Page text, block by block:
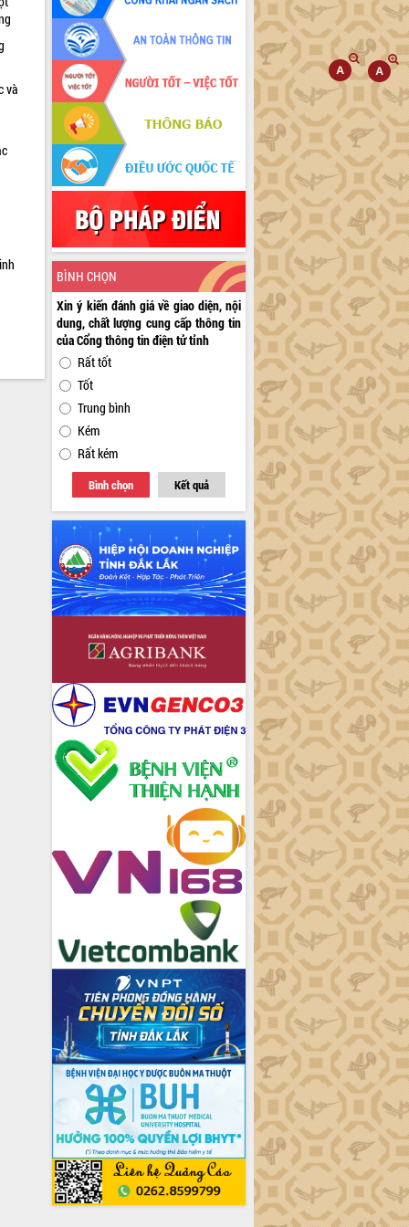
và
BÌNH CHỌN
Xin ý kiến đánh giá về giao diện, nội
dung, chất lượng cung cấp thông tin
của Cổng thông tin điện tử tỉnh
Rất tốt
Tốt
Trung bình
Kém
Rất kém
Bình chọn Kết quả